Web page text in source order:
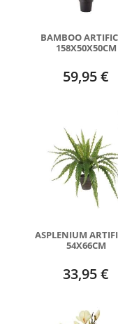
BAMBOO
158X50X50CM
59,95 €
ASPLENIUM
54X66CM
33,95 €